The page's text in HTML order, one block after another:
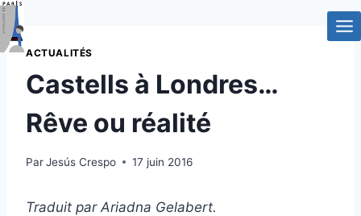
Aller
au
contenuACTUALITÉS
Castells à Londres…
Rêve ou réalité
ParJesús Crespo 17 juin 2016
Traduit par Ariadna Gelabert.